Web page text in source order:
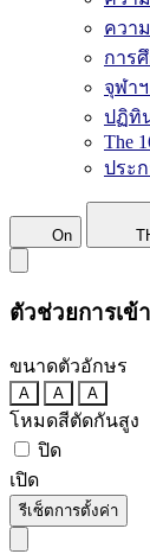
ควา
การ
จุฬา
ปฏิทิ
The
ประ
On
ตัวช่วยการเข้
ขนาดตัวอักษร
A A A
โหมดสีตัดกันสูง
ปิด
เปิด
รีเซ็ตการตั้งค่า